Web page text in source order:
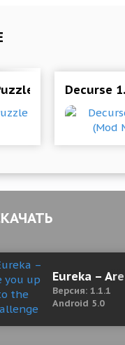
StoryDecurse
3.7.6 Mod (Pro)
Eureka –
Версия: 1.1.1
Android 5.0